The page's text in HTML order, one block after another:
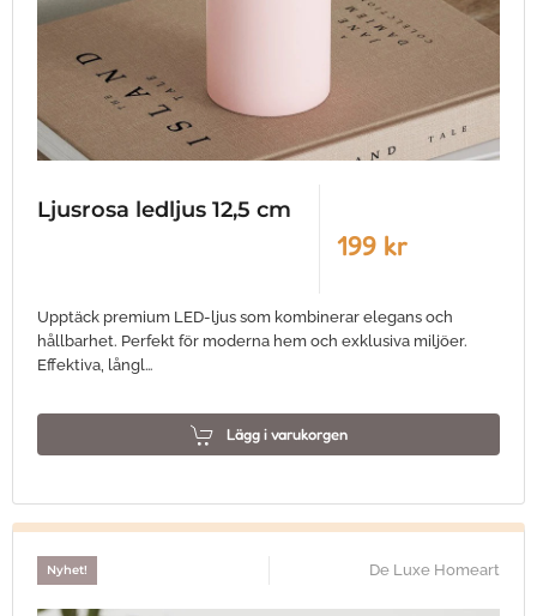
Ljusrosa ledljus 12,5 cm
199 kr
Upptäck premium LED-ljus som kombinerar elegans och
hållbarhet. Perfekt för moderna hem och exklusiva miljöer.
Effektiva, långl…
Lägg i varukorgen
Nyhet! De Luxe Homeart